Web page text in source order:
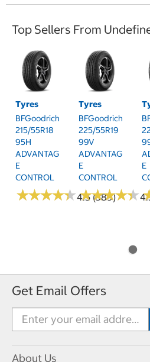
Top Sellers From
Tyres
BFGoodrich
215/55R18
95H
ADVANTAG
E
CONTROL
★★★★★
★★★★★4.5 (389)
Tyres
BFGoodrich
225/55R19
99V
ADVANTAG
E
CONTROL
★★★★★
★★★★★
E
Get Email Offers
About Us